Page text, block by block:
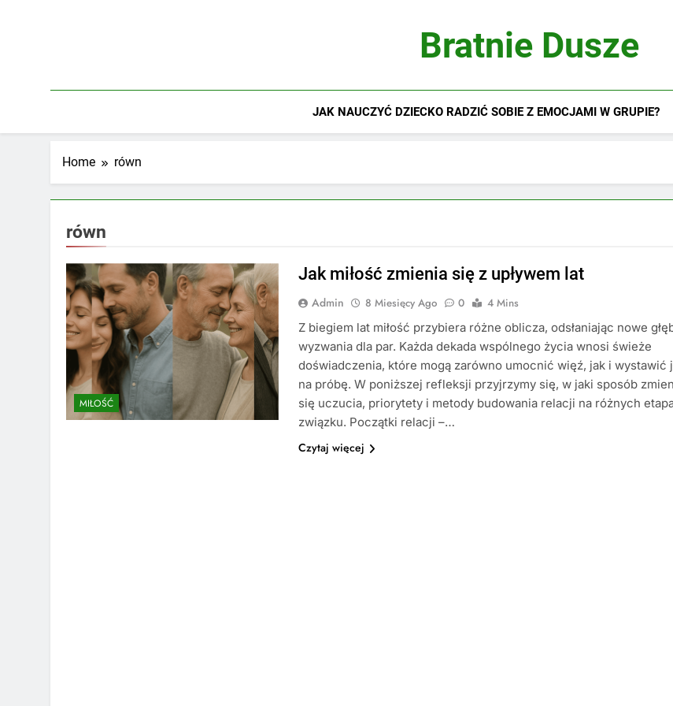
Bratnie Dusze
JAK NAUCZYĆ DZIECKO RADZIĆ SOBIE Z EMOCJAMI W GRUPIE?
Home równ
równ
MIŁOŚĆ
Jak miłość zmienia się z upływem lat
Admin 8 Miesięcy Ago 0
4 Mins
Z biegiem lat miłość przybiera różne oblicza, odsłaniając nowe
wyzwania dla par. Każda dekada wspólnego życia wnosi świeże
doświadczenia, które mogą zarówno umocnić więź, jak i wystawić
na próbę. W poniższej refleksji przyjrzymy się, w jaki sposób
się uczucia, priorytety i metody budowania relacji na różnych
związku. Początki relacji –…
Czytaj więcej